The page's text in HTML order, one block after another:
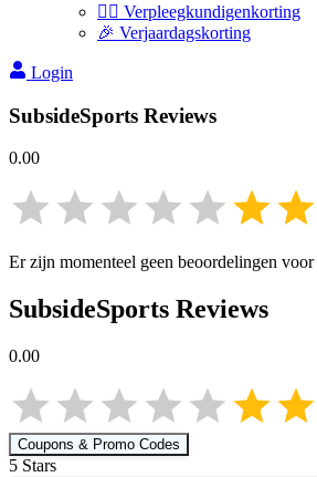
👩‍⚕️ Verpleegkundigenkorting
🎉 Verjaardagskorting
Login
SubsideSports Reviews
0.00
Er zijn momenteel geen beoordelingen voor
SubsideSports Reviews
0.00
Coupons & Promo Codes
5 Stars